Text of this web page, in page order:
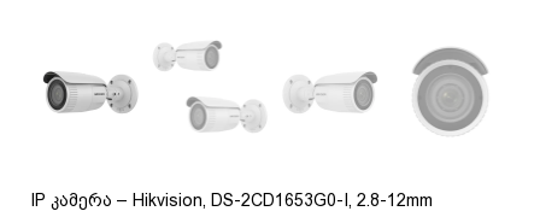
IP კამერა – Hikvision, DS-2CD1653G0-I, 2.8-12mm